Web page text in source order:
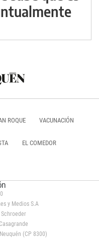
ROQUE VACUNACIÓN
EL COMEDOR
y Medios S.A
(CP 8300)